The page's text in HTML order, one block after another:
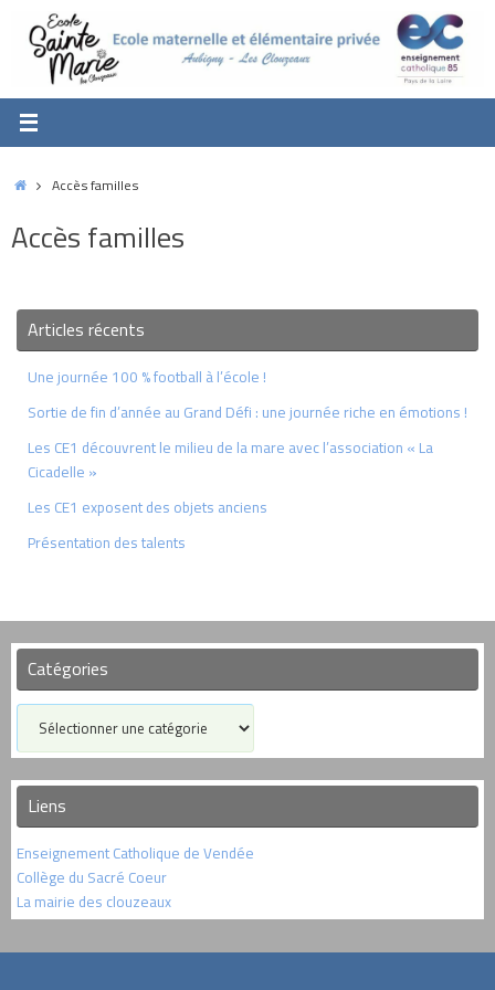
contenu
AccueilAccès familles
Accès familles
Articles récents
Une journée 100 % football à l’école !
Sortie de fin d’année au Grand Défi : une journée riche en émotions !
Les CE1 découvrent le milieu de la mare avec l’association « La
Cicadelle »
Les CE1 exposent des objets anciens
Présentation des talents
Catégories
Catégories
Liens
Enseignement Catholique de Vendée
Collège du Sacré Coeur
La mairie des clouzeaux